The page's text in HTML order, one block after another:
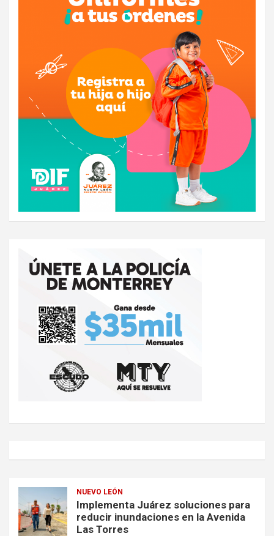
NUEVO LEÓN
Implementa Juárez soluciones para
reducir inundaciones en la Avenida
Las Torres